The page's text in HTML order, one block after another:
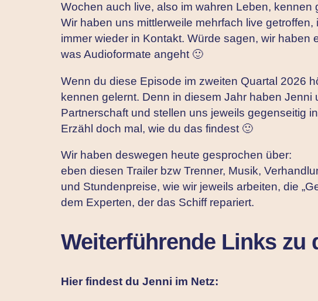
Wochen auch live, also im wahren Leben, kennen
Wir haben uns mittlerweile mehrfach live getroffen,
immer wieder in Kontakt. Würde sagen, wir haben
was Audioformate angeht 🙂
Wenn du diese Episode im zweiten Quartal 2026
kennen gelernt. Denn in diesem Jahr haben Jenni
Partnerschaft und stellen uns jeweils gegenseitig
Erzähl doch mal, wie du das findest 🙂
Wir haben deswegen heute gesprochen über:
eben diesen Trailer bzw Trenner, Musik,
und Stundenpreise, wie wir jeweils arbeiten, die
dem Experten, der das Schiff repariert.
Weiterführende Links zu
Hier findest du Jenni im Netz: